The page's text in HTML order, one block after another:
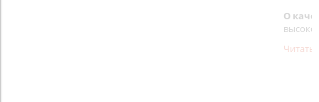
О
Читать